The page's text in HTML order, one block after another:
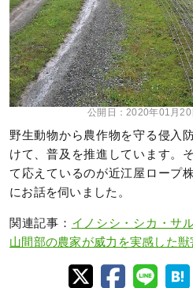
公開日：2020年01月20
野生動物から農作物を守る侵入
けて、普及を推進しています。
て応えているのが近江屋ロープ
にお話を伺いました。
関連記事： イノシシ・シカ・サ
山間部の農家が威力を実感した